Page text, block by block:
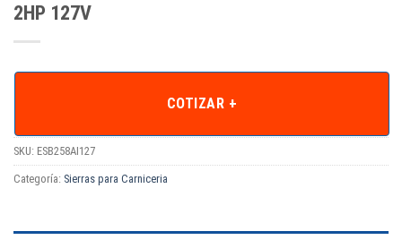
2HP 127V
COTIZAR +
SKU: ESB258AI127
Categoría: Sierras para Carniceria